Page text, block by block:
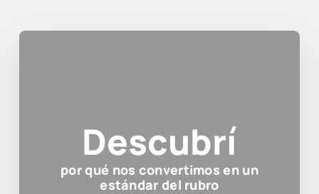
Descubrí
por qué nos convertimos en un
estándar del rubro